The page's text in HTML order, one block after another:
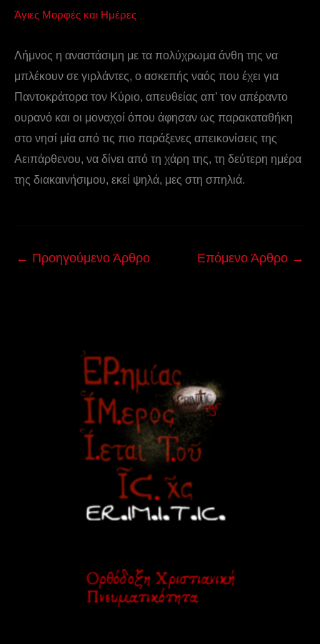
Άγιες Μορφές και Ημέρες
Λήμνος η αναστάσιμη με τα πολύχρωμα άνθη της να
μπλέκουν σε γιρλάντες, ο ασκεπής ναός που έχει για
Παντοκράτορα τον Κύριο, απευθείας απ’ τον απέραντο
ουρανό και οι μοναχοί όπου άφησαν ως παρακαταθήκη
στο νησί μία από τις πιο παράξενες απεικονίσεις της
Αειπάρθενου, να δίνει από τη χάρη της, τη δεύτερη ημέρα
της διακαινήσιμου, εκεί ψηλά, μες στη σπηλιά.
← Προηγούμενο Άρθρο Επόμενο Άρθρο →